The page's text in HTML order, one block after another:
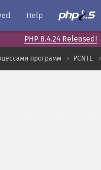
Help
PHP 8.4.24 Released!
программ PCNTL